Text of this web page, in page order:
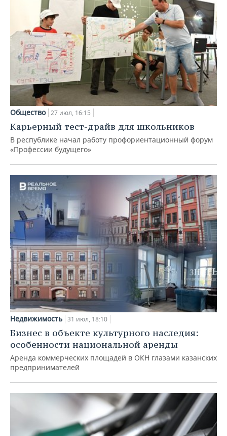
Общество 27 июл, 16:15
Карьерный тест-драйв для школьников
В республике начал работу профориентационный форум
«Профессии будущего»
Недвижимость 31 июл, 18:10
Бизнес в объекте культурного наследия:
особенности национальной аренды
Аренда коммерческих площадей в ОКН глазами казанских
предпринимателей